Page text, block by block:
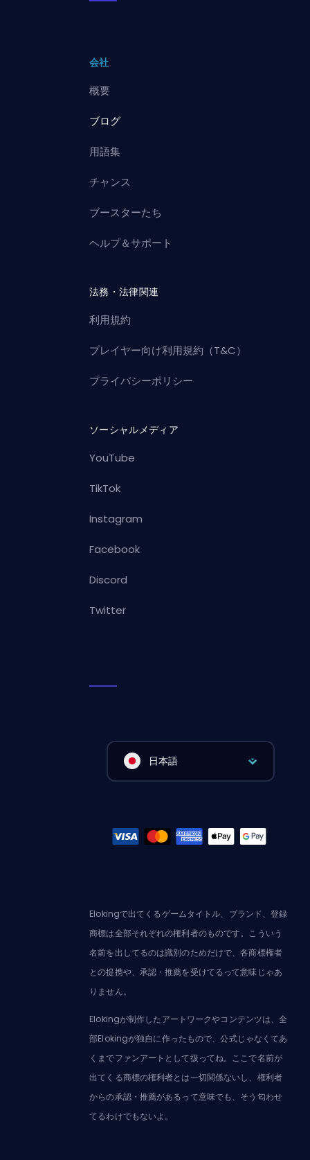
会社
概要
ブログ
用語集
チャンス
ブースターたち
ヘルプ＆サポート
法務・法律関連
利用規約
プレイヤー向け利用規約（T&C）
プライバシーポリシー
ソーシャルメディア
YouTube
TikTok
Instagram
Facebook
Discord
Twitter
日本語
Elokingで出てくるゲームタイトル、ブランド、登録
商標は全部それぞれの権利者のものです。こういう
名前を出してるのは識別のためだけで、各商標権者
との提携や、承認・推薦を受けてるって意味じゃあ
りません。
Elokingが制作したアートワークやコンテンツは、全
部Elokingが独自に作ったもので、公式じゃなくてあ
くまでファンアートとして扱ってね。ここで名前が
出てくる商標の権利者とは一切関係ないし、権利者
からの承認・推薦があるって意味でも、そう匂わせ
てるわけでもないよ。